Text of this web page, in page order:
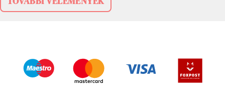
TOVÁBBI VÉLEMÉNYEK